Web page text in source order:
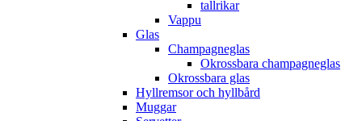
tallrikar
Vappu
Glas
Champagneglas
Okrossbara champagneglas
Okrossbara glas
Hyllremsor och hyllbård
Muggar